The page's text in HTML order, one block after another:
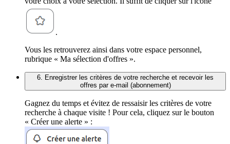
.
Vous les retrouverez ainsi dans votre espace personnel,
rubrique « Ma sélection d'offres ».
6. Enregistrer les critères de votre recherche et recevoir les
offres par e-mail (abonnement)
Gagnez du temps et évitez de ressaisir les critères de votre
recherche à chaque visite ! Pour cela, cliquez sur le bouton
« Créer une alerte » :